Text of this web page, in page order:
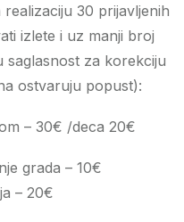
30 prijavljenih
izlete i uz manji broj
saglasnost za korekciju
ostvaruju popust):
– 30€ /deca 20€
grada – 10€
– 20€